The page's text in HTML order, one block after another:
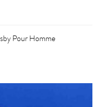
Pour Homme